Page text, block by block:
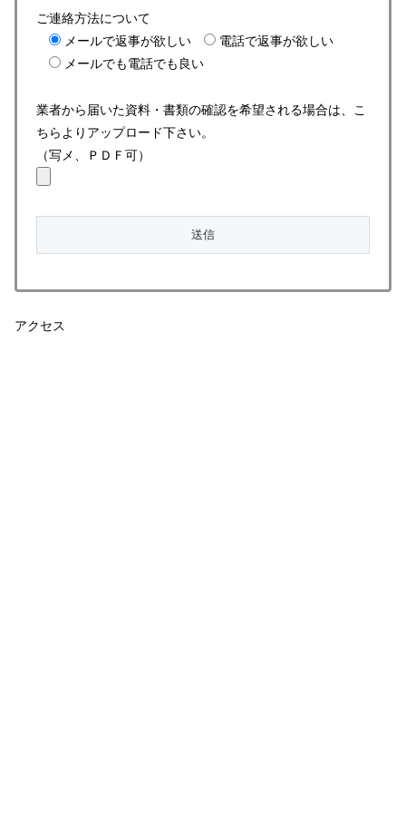
ご連絡方法について
メールで返事が欲しい
電話で返事が欲しい
メールでも電話でも良い
業者から届いた資料・書類の確認を希望される場合は、こ
ちらよりアップロード下さい。
（写メ、ＰＤＦ可）
アクセス